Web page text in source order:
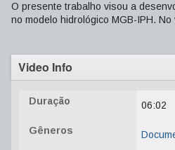
O presente trabalho visou a
no modelo hidrológico MGB-IPH.
Video Info
Duração 06:02
Gêneros